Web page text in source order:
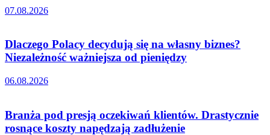
07.08.2026
Dlaczego Polacy decydują się na własny biznes?
Niezależność ważniejsza od pieniędzy
06.08.2026
Branża pod presją oczekiwań klientów. Drastycznie
rosnące koszty napędzają zadłużenie